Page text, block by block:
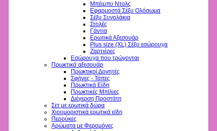
Μπέιμπυ Ντολς
Εφαρμοστά Σέξυ Ολόσωμα
Σέξυ Συνολάκια
Στολές
Γάντια
Ερωτικά Αξεσουάρ
Plus size (XL) Σέξυ εσώρουχα
Ζαρτιέρες
Εσώρουχα που τρώγονται
Πρωκτικά αξεσουάρ
Πρωκτικοί Δονητές
Σφήνες - Τάπες
Πρωκτικά Είδη
Πρωκτικές Μπίλιες
Διέγερση Προστάτη
Σετ με ερωτικά δώρα
Χιουμοριστικά ερωτικά είδη
Περούκες
Αρώματα με Φερομόνες